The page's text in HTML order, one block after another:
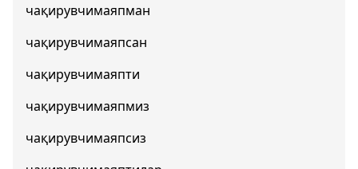
чақирувчимаяпман
чақирувчимаяпсан
чақирувчимаяпти
чақирувчимаяпмиз
чақирувчимаяпсиз